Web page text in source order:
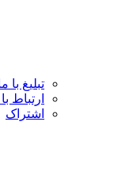
تبلیغ با
ارتباط
اشتراک